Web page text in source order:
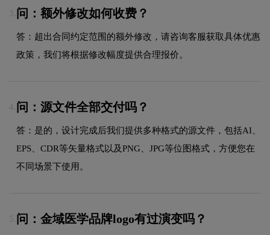
3. 问：额外修改如何收费？
答：超出合同约定范围的额外修改，请咨询客服获取具体优惠
政策，我们将根据修改幅度提供合理报价。
4. 问：源文件全部交付吗？
答：是的，设计完成后我们提供多种格式的源文件，包括AI、
EPS、CDR等矢量格式以及PNG、JPG等位图格式，方便您在
不同场景下使用。
5. 问：金域医学品牌logo有过演变吗？